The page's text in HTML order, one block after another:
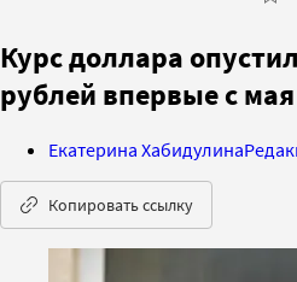
Курс доллара
рублей впервые с
Екатерина Хабидулина
Копировать ссылку